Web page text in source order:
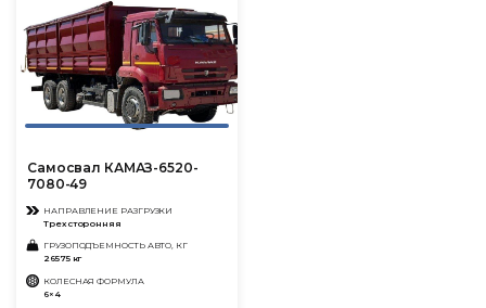
Самосвал КАМАЗ-6520-
7080-49
НАПРАВЛЕНИЕ РАЗГРУЗКИ
Трехсторонняя
ГРУЗОПОДЪЕМНОСТЬ АВТО, КГ
26575 кг
КОЛЕСНАЯ ФОРМУЛА
6×4